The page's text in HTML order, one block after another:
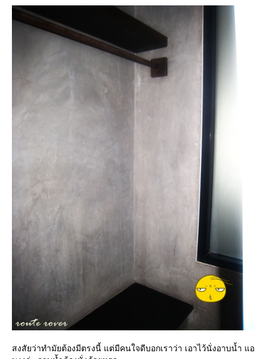
สงสัยว่าทำมัยต้องมีตรงนี้ แต่มีคนใจดีบอกเราว่า เอาไว้นั่งอาบน้ำ แอ